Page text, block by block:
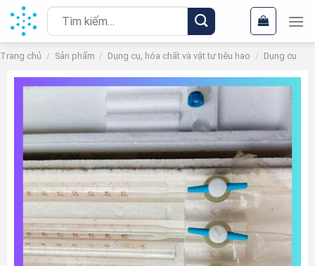
Chuyển
đến
nội
dung
Tìm
kiếm:
Trang chủ / Sản phẩm / Dụng cụ, hóa chất và vật tư tiêu hao / Dụng cụ